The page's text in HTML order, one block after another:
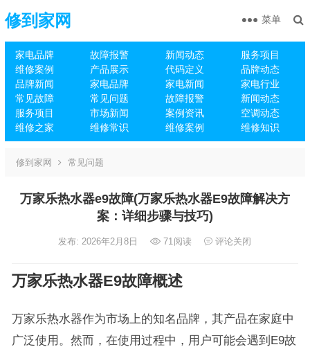
修到家网
家电品牌 故障报警 新闻动态
服务项目
维修案例
产品展示 代码定义
品牌动态
品牌新闻
家电品牌 家电新闻
家电行业
常见故障
常见问题 故障报警
新闻动态
服务项目
市场新闻 案例资讯
空调动态
维修之家
维修常识 维修案例 维修知识
菜单
修到家网 常见问题
万家乐热水器e9故障(万家乐热水器E9故障解决方
案：详细步骤与技巧)
发布: 2026年2月8日 71阅读 评论关闭
万家乐热水器E9故障概述
万家乐热水器作为市场上的知名品牌，其产品在家庭中
广泛使用。然而，在使用过程中，用户可能会遇到E9故